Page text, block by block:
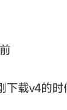
下载v4的